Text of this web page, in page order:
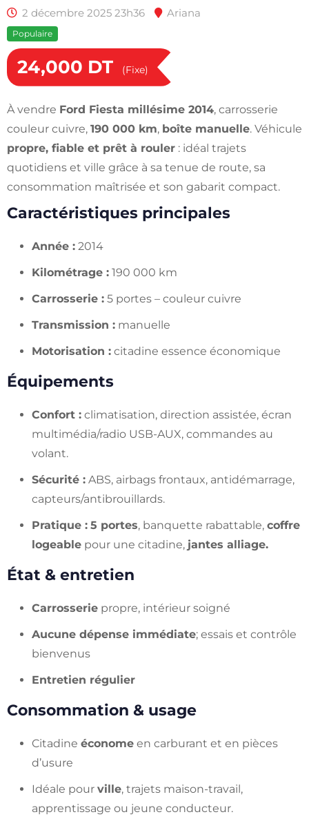
2 décembre 2025 23h36 Ariana
Populaire
24,000 DT (Fixe)
À vendre Ford Fiesta millésime 2014, carrosserie
couleur cuivre, 190 000 km, boîte manuelle. Véhicule
propre, fiable et prêt à rouler : idéal trajets
quotidiens et ville grâce à sa tenue de route, sa
consommation maîtrisée et son gabarit compact.
Caractéristiques principales
Année : 2014
Kilométrage : 190 000 km
Carrosserie : 5 portes – couleur cuivre
Transmission : manuelle
Motorisation : citadine essence économique
Équipements
Confort : climatisation, direction assistée, écran
multimédia/radio USB-AUX, commandes au
volant.
Sécurité : ABS, airbags frontaux, antidémarrage,
capteurs/antibrouillards.
Pratique : 5 portes, banquette rabattable, coffre
logeable pour une citadine, jantes alliage.
État & entretien
Carrosserie propre, intérieur soigné
Aucune dépense immédiate; essais et contrôle
bienvenus
Entretien régulier
Consommation & usage
Citadine économe en carburant et en pièces
d’usure
Idéale pour ville, trajets maison-travail,
apprentissage ou jeune conducteur.